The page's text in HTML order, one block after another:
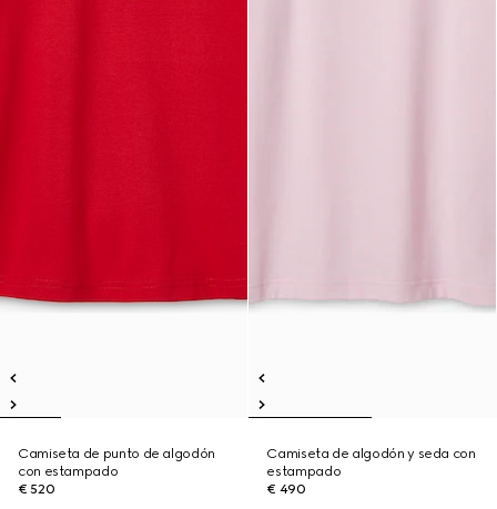
Camiseta de punto de algodón
con estampado
€ 520
Camiseta de algodón y seda con
estampado
€ 490